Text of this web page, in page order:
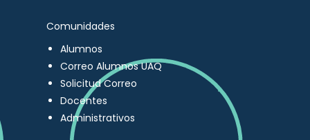
Comunidades
Alumnos
Correo Alumnos UAQ
Solicitud Correo
Docentes
Administrativos